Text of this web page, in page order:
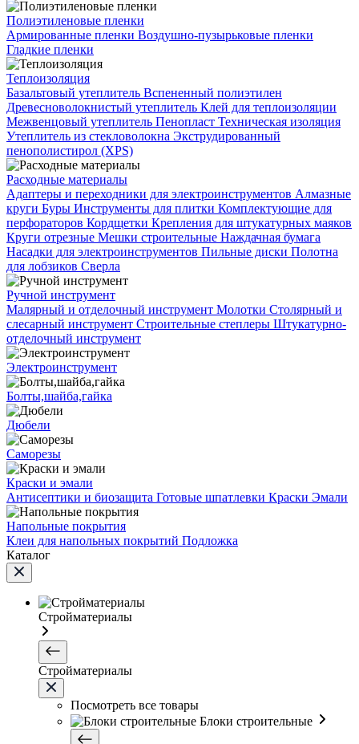
Полиэтиленовые пленки
Армированные пленки Воздушно-пузырьковые пленки
Гладкие пленки
Теплоизоляция
Базальтовый утеплитель Вспененный полиэтилен
Древесноволокнистый утеплитель Клей для теплоизоляции
Межвенцовый утеплитель Пенопласт Техническая изоляция
Утеплитель из стекловолокна Экструдированный
пенополистирол (XPS)
Расходные материалы
Адаптеры и переходники для электроинструментов Алмазные
круги Буры Инструменты для плитки Комплектующие для
перфораторов Кордщетки Крепления для штукатурных маяков
Круги отрезные Мешки строительные Наждачная бумага
Насадки для электроинструментов Пильные диски Полотна
для лобзиков Сверла
Ручной инструмент
Малярный и отделочный инструмент Молотки Столярный и
слесарный инструмент Строительные степлеры Штукатурно-
отделочный инструмент
Электроинструмент
Болты,шайба,гайка
Дюбели
Саморезы
Краски и эмали
Антисептики и биозащита Готовые шпатлевки Краски Эмали
Напольные покрытия
Клеи для напольных покрытий Подложка
Каталог
Стройматериалы
Стройматериалы
Посмотреть все товары
Блоки строительные